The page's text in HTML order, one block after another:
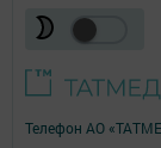
Телефон АО